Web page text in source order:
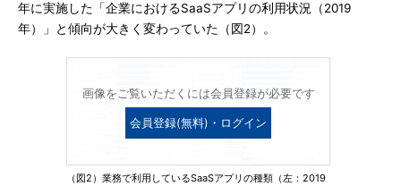
年に実施した「企業におけるSaaSアプリの利用状況（2019
年）」と傾向が大きく変わっていた（図2）。
画像をご覧いただくには会員登録が必要です
会員登録(無料)・ログイン
（図2）業務で利用しているSaaSアプリの種類（左：2019